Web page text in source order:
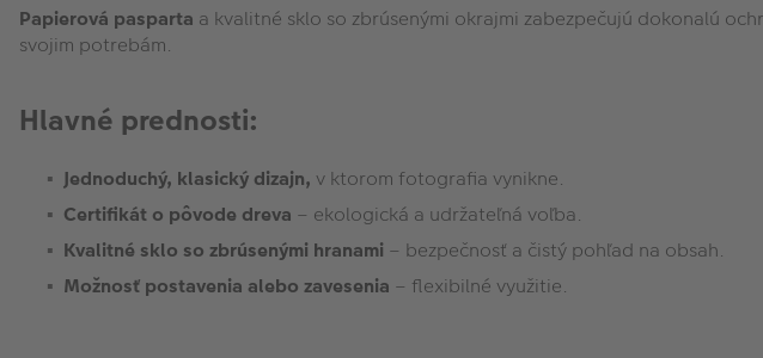
Papierová pasparta a kvalitné sklo so zbrúsenými okrajmi zabezpečujú dokonalú
svojim potrebám.
Hlavné prednosti:
Jednoduchý, klasický dizajn, v ktorom fotografia vynikne.
Certifikát o pôvode dreva – ekologická a udržateľná voľba.
Kvalitné sklo so zbrúsenými hranami – bezpečnosť a čistý pohľad na obsah.
Možnosť postavenia alebo zavesenia – flexibilné využitie.